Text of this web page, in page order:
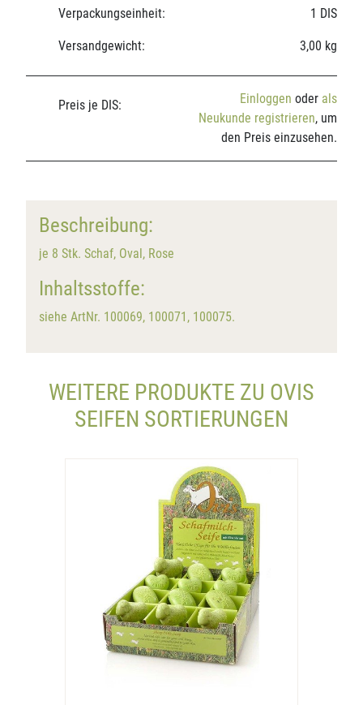
Verpackungseinheit: 1 DIS
Versandgewicht: 3,00 kg
Preis je DIS: Einloggen oder als
Neukunde registrieren, um
den Preis einzusehen.
Beschreibung:
je 8 Stk. Schaf, Oval, Rose
Inhaltsstoffe:
siehe ArtNr. 100069, 100071, 100075.
WEITERE PRODUKTE ZU OVIS
SEIFEN SORTIERUNGEN